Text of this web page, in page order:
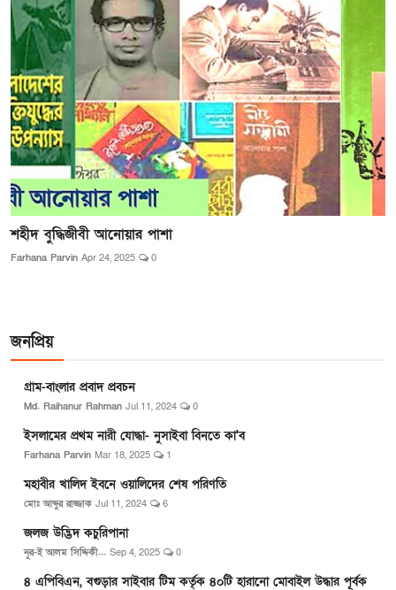
শহীদ বুদ্ধিজীবী আনোয়ার পাশা
Farhana Parvin Apr 24, 2025 0
জনপ্রিয়
গ্রাম-বাংলার প্রবাদ প্রবচন
Md. Raihanur Rahman Jul 11, 2024 0
ইসলামের প্রথম নারী যোদ্ধা- নুসাইবা বিনতে কা'ব
Farhana Parvin Mar 18, 2025 1
মহাবীর খালিদ ইবনে ওয়ালিদের শেষ পরিণতি
মোঃ আব্দুর রাজ্জাক Jul 11, 2024 6
জলজ উদ্ভিদ কচুরিপানা
নূর-ই আলম সিদ্দিকী... Sep 4, 2025 0
৪ এপিবিএন, বগুড়ার সাইবার টিম কর্তৃক ৪০টি হারানো মোবাইল উদ্ধার পূর্বক